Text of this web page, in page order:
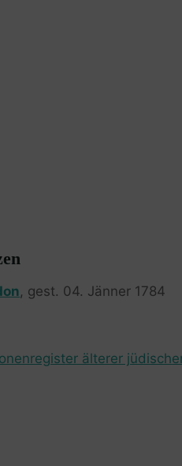
, gest. 04. Jänner 1784
älterer